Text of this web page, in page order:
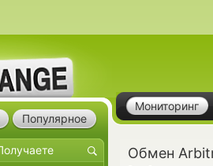
Мониторинг
Обмен
Популярное